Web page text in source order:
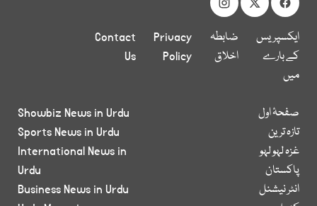
ایکسپریس
کے بارے
میں
ضابطہ
اخلاق
Privacy
Policy
Contact
Us
صفحۂ اول
تازہ ترین
غزہ لہو لہو
پاکستان
انٹر نیشنل
Showbiz News in Urdu
Sports News in Urdu
International News in
Urdu
Business News in Urdu